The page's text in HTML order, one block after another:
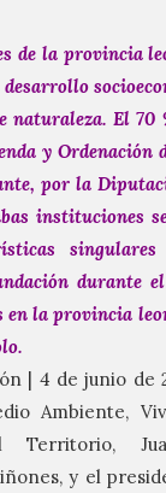
de la provincia
El 70
y
por la
instituciones
durante
la provincia
| 4 de junio de
Ambiente,
Territorio,
y el